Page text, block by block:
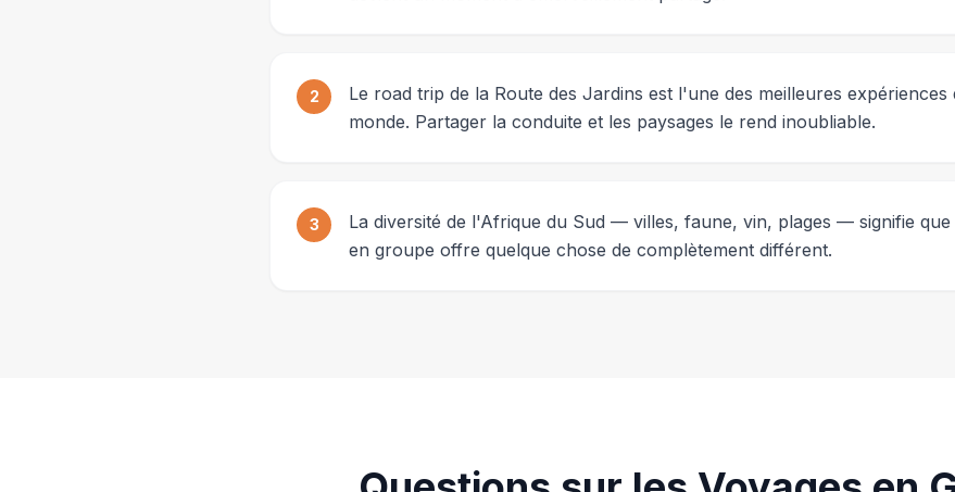
2
Le road trip de la Route des Jardins est l'une des meilleures
monde. Partager la conduite et les paysages le rend inoubliable.
3
La diversité de l'Afrique du Sud — villes, faune, vin, plages — signifie
en groupe offre quelque chose de complètement différent.